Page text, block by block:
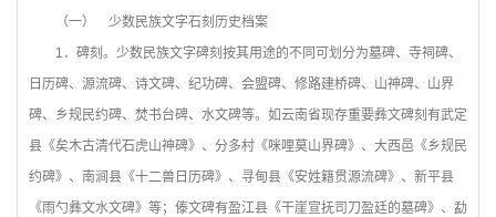
（一） 少数民族文字石刻历史档案
1 ．碑刻。少数民族文字碑刻按其用途的不同可划分为墓碑、寺祠碑、
日历碑、源流碑、诗文碑、纪功碑、会盟碑、修路建桥碑、山神碑、山界
碑、乡规民约碑、焚书台碑、水文碑等。如云南省现存重要彝文碑刻有武定
县《矣木古清代石虎山神碑》、分多村《咪哩莫山界碑》、大西邑《乡规民
约碑》、南涧县《十二兽日历碑》、寻甸县《安姓籍贯源流碑》、新平县
《雨勺彝文水文碑》等；傣文碑有盈江县《干崖宣抚司刀盈廷的墓碑》、勐